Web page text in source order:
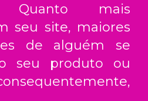
Quanto mais
seu site, maiores
de alguém se
seu produto ou